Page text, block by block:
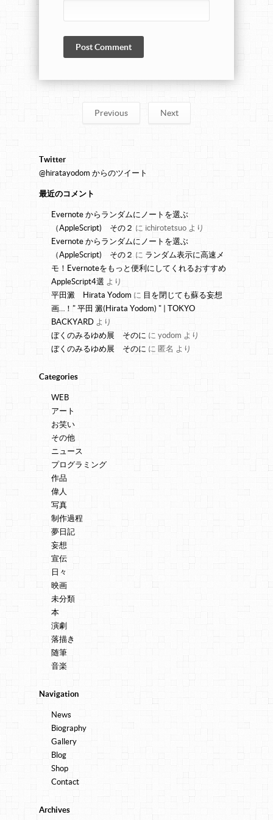
Previous Next
Twitter
@hiratayodom からのツイート
最近のコメント
Evernote からランダムにノートを選ぶ
（AppleScript) その２ に ichirotetsuo より
Evernote からランダムにノートを選ぶ
（AppleScript) その２ に ランダム表示に高速メ
モ！Evernoteをもっと便利にしてくれるおすすめ
AppleScript4選 より
平田澱 Hirata Yodom に 目を閉じても蘇る妄想
画…！" 平田 澱(Hirata Yodom) " | TOKYO
BACKYARD より
ぼくのみるゆめ展 そのに に yodom より
ぼくのみるゆめ展 そのに に 匿名 より
Categories
WEB
アート
お笑い
その他
ニュース
プログラミング
作品
偉人
写真
制作過程
夢日記
妄想
宣伝
日々
映画
未分類
本
演劇
落描き
随筆
音楽
Navigation
News
Biography
Gallery
Blog
Shop
Contact
Archives